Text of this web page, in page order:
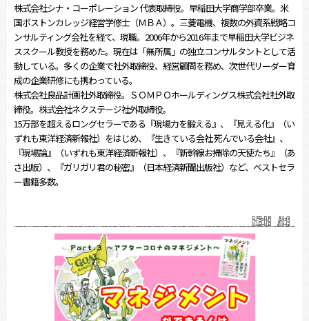
株式会社シナ・コーポレーション 代表取締役。早稲田大学商学部卒業。米
国ボストンカレッジ経営学修士（ＭＢＡ）。三菱電機、複数の外資系戦略コ
ンサルティング会社を経て、現職。2006年から2016年まで早稲田大学ビジネ
ススクール教授を務めた。現在は「無所属」の独立コンサルタントとして活
動している。多くの企業で社外取締役、経営顧問を務め、次世代リーダー育
成の企業研修にも携わっている。
株式会社良品計画社外取締役。ＳＯＭＰＯホールディングス株式会社社外取
締役。株式会社ネクステージ社外取締役。
15万部を超えるロングセラーである『現場力を鍛える』、『見える化』（い
ずれも東洋経済新報社）をはじめ、『生きている会社 死んでいる会社』、
『現場論』（いずれも東洋経済新報社）、『新幹線お掃除の天使たち』（あ
さ出版）、『ガリガリ君の秘密』（日本経済新聞出版社）など、ベストセラ
ー書籍多数。